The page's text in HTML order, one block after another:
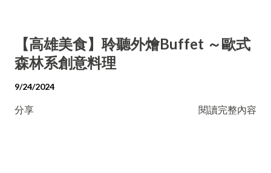
【高雄美食】聆聽外燴Buffet ～歐式
森林系創意料理
9/24/2024
分享 閱讀完整內容